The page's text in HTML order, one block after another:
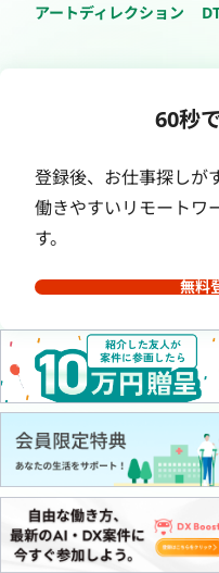
アートディレクション
60秒
登録後、お仕事探しが
働きやすいリモートワ
す。
無料